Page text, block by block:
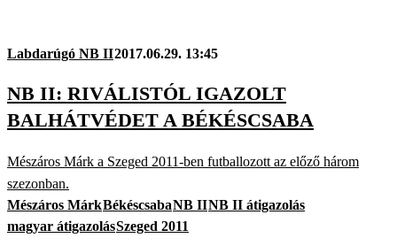
Labdarúgó NB II2017.06.29. 13:45
NB II: RIVÁLISTÓL IGAZOLT
BALHÁTVÉDET A BÉKÉSCSABA
Mészáros Márk a Szeged 2011-ben futballozott az előző három
szezonban.
Mészáros MárkBékéscsabaNB IINB II átigazolás
magyar átigazolásSzeged 2011